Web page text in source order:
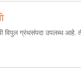
विपुल ग्रंथसंपदा उपलब्ध आहे.